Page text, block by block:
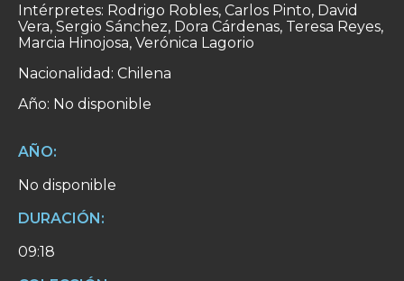
Intérpretes: Rodrigo Robles, Carlos Pinto, David
Vera, Sergio Sánchez, Dora Cárdenas, Teresa Reyes,
Marcia Hinojosa, Verónica Lagorio
Nacionalidad: Chilena
Año: No disponible
AÑO:
No disponible
DURACIÓN:
09:18